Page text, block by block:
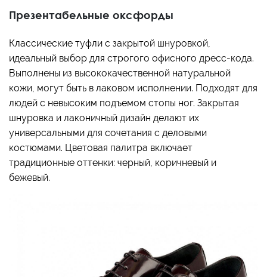
Презентабельные оксфорды
Классические туфли с закрытой шнуровкой,
идеальный выбор для строгого офисного дресс-кода.
Выполнены из высококачественной натуральной
кожи, могут быть в лаковом исполнении. Подходят для
людей с невысоким подъемом стопы ног. Закрытая
шнуровка и лаконичный дизайн делают их
универсальными для сочетания с деловыми
костюмами. Цветовая палитра включает
традиционные оттенки: черный, коричневый и
бежевый.